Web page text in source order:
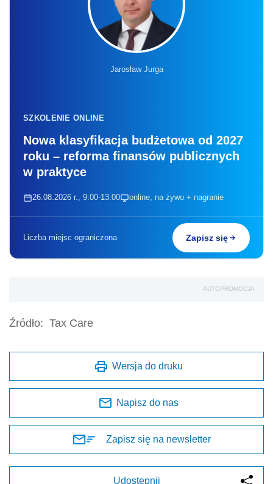
Jarosław Jurga
SZKOLENIE ONLINE
Nowa klasyfikacja budżetowa od 2027
roku – reforma finansów publicznych
w praktyce
26.08.2026 r., 9:00-13:00 online, na żywo + nagranie
Liczba miejsc ograniczona Zapisz się
AUTOPROMOCJA
Źródło: Tax Care
Wersja do druku
Napisz do nas
Zapisz się na newsletter
Udostępnij